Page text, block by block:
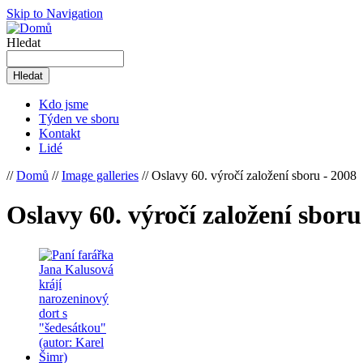
Skip to Navigation
Hledat
Kdo jsme
Týden ve sboru
Kontakt
Lidé
//Domů //Image galleries // Oslavy 60. výročí založení sboru - 2008
Oslavy 60. výročí založení